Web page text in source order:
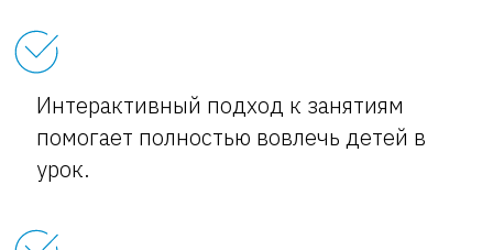
Интерактивный подход к занятиям
помогает полностью вовлечь детей в
урок.